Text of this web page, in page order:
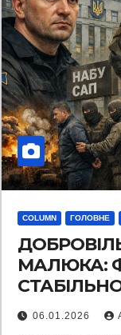
COLUMN ГОЛОВНЕ
МАЛЮКА:
06.01.2026